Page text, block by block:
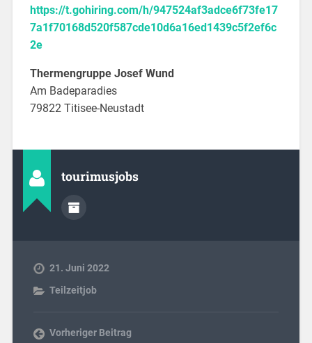
https://t.gohiring.com/h/947524af3adce6f73fe17
7a1f70168d520f587cde10d6a16ed1439c5f2ef6c
2e
Thermengruppe Josef Wund
Am Badeparadies
79822 Titisee-Neustadt
tourimusjobs
21. Juni 2022
Teilzeitjob
Vorheriger Beitrag